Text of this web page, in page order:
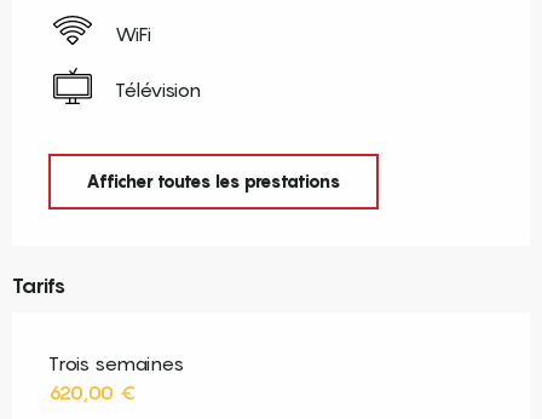
WiFi
Télévision
Afficher toutes les prestations
Tarifs
Trois semaines
620,00 €